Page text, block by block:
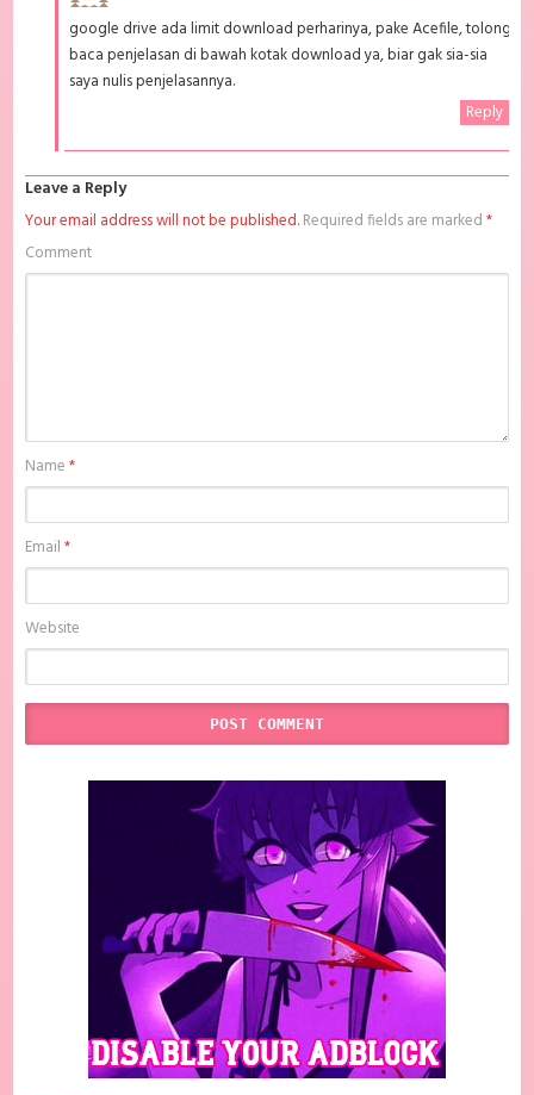
google drive ada limit download perharinya, pake Acefile, tolong
baca penjelasan di bawah kotak download ya, biar gak sia-sia
saya nulis penjelasannya.
Reply
Leave a Reply
Your email address will not be published.Required fields are marked*
Comment
Name*
Email*
Website